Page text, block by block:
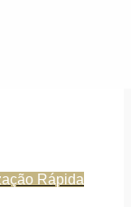
Rápida